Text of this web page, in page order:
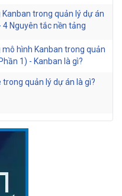
Kanban trong quản lý dự án
4 Nguyên tắc nền tảng
mô hình Kanban trong quản
1) - Kanban là gì?
trong quản lý dự án là gì?